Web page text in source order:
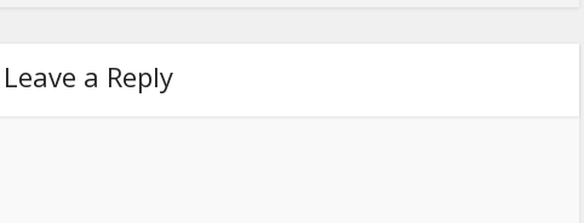
Leave a Reply